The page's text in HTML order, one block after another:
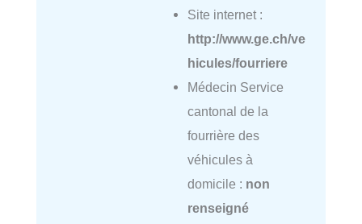
Site internet :
http://www.ge.ch/ve
hicules/fourriere
Médecin Service
cantonal de la
fourrière des
véhicules à
domicile : non
renseigné